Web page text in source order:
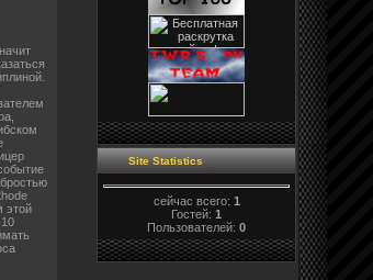
этой
Site Statistics
сейчас всего: 1
Гостей: 1
Пользователей: 0